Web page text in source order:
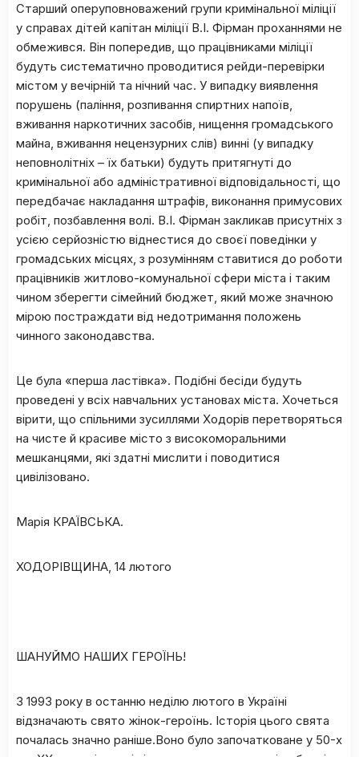
Старший оперуповноважений групи кримінальної міліції
у справах дітей капітан міліції В.І. Фірман проханнями не
обмежився. Він попередив, що працівниками міліції
будуть систематично проводитися рейди-перевірки
містом у вечірній та нічний час. У випадку виявлення
порушень (паління, розпивання спиртних напоїв,
вживання наркотичних засобів, нищення громадського
майна, вживання нецензурних слів) винні (у випадку
неповнолітніх – їх батьки) будуть притягнуті до
кримінальної або адміністративної відповідальності, що
передбачає накладання штрафів, виконання примусових
робіт, позбавлення волі. В.І. Фірман закликав присутніх з
усією серйозністю віднестися до своєї поведінки у
громадських місцях, з розумінням ставитися до роботи
працівників житлово-комунальної сфери міста і таким
чином зберегти сімейний бюджет, який може значною
мірою постраждати від недотримання положень
чинного законодавства.
Це була «перша ластівка». Подібні бесіди будуть
проведені у всіх навчальних установах міста. Хочеться
вірити, що спільними зусиллями Ходорів перетворяться
на чисте й красиве місто з високоморальними
мешканцями, які здатні мислити і поводитися
цивілізовано.
Марія КРАЇВСЬКА.
ХОДОРІВЩИНА, 14 лютого
ШАНУЙМО НАШИХ ГЕРОЇНЬ!
З 1993 року в останню неділю лютого в Україні
відзначають свято жінок-героїнь. Історія цього свята
почалась значно раніше.Воно було започатковане у 50-х